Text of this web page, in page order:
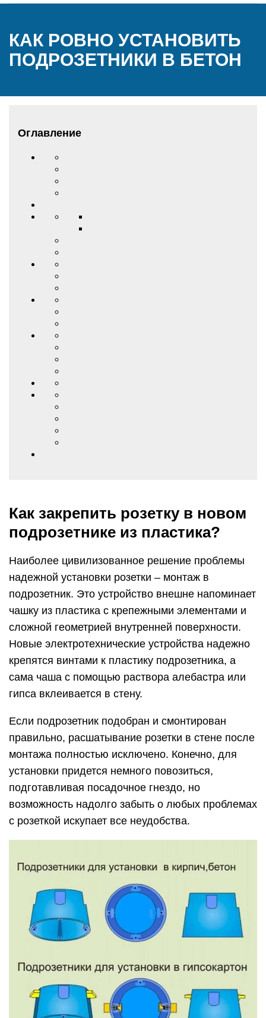
КАК РОВНО УСТАНОВИТЬ
ПОДРОЗЕТНИКИ В БЕТОН
Оглавление
Как закрепить розетку в новом
подрозетнике из пластика?
Наиболее цивилизованное решение проблемы
надежной установки розетки – монтаж в
подрозетник. Это устройство внешне напоминает
чашку из пластика с крепежными элементами и
сложной геометрией внутренней поверхности.
Новые электротехнические устройства надежно
крепятся винтами к пластику подрозетника, а
сама чаша с помощью раствора алебастра или
гипса вклеивается в стену.
Если подрозетник подобран и смонтирован
правильно, расшатывание розетки в стене после
монтажа полностью исключено. Конечно, для
установки придется немного повозиться,
подготавливая посадочное гнездо, но
возможность надолго забыть о любых проблемах
с розеткой искупает все неудобства.